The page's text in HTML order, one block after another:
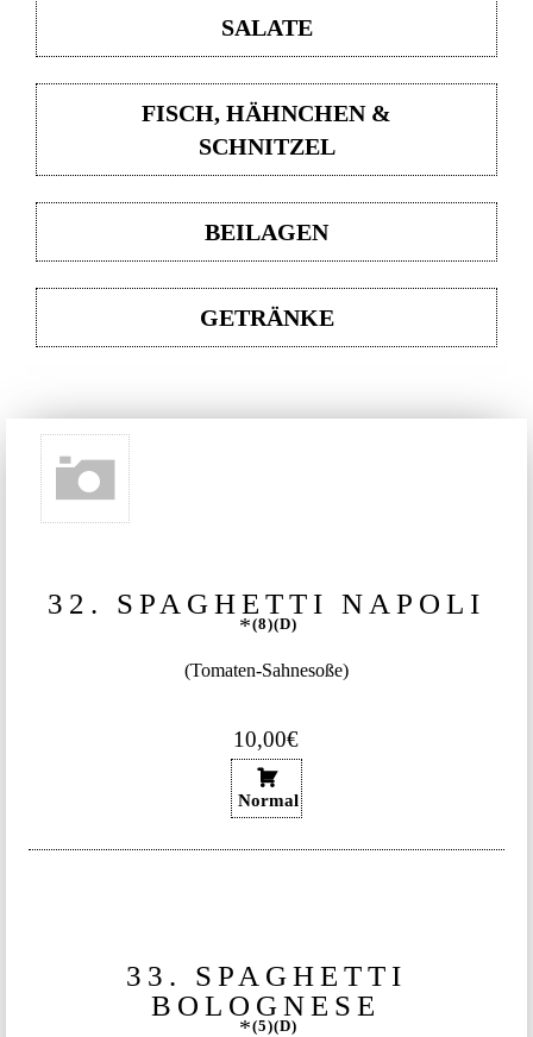
SALATE
FISCH, HÄHNCHEN &
SCHNITZEL
BEILAGEN
GETRÄNKE
32. SPAGHETTI NAPOLI
8 D
10,00€
Normal
(Tomaten-Sahnesoße)
33. SPAGHETTI
BOLOGNESE
5 D